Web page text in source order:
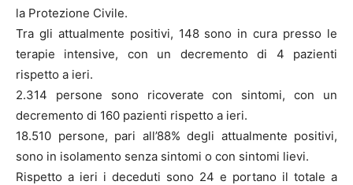
la Protezione Civile.
Tra gli attualmente positivi, 148 sono in cura presso le
terapie intensive, con un decremento di 4 pazienti
rispetto a ieri.
2.314 persone sono ricoverate con sintomi, con un
decremento di 160 pazienti rispetto a ieri.
18.510 persone, pari all’88% degli attualmente positivi,
sono in isolamento senza sintomi o con sintomi lievi.
Rispetto a ieri i deceduti sono 24 e portano il totale a